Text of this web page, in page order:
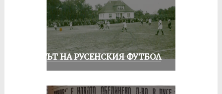
ВЕКЪТ НА РУСЕНСКИЯ ФУТБОЛ